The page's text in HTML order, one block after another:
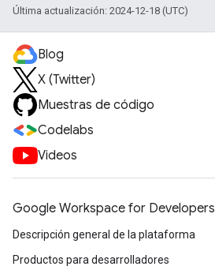
Última actualización: 2024-12-18 (UTC)
Blog
X (Twitter)
Muestras de código
Codelabs
Videos
Google Workspace for Developers
Descripción general de la plataforma
Productos para desarrolladores